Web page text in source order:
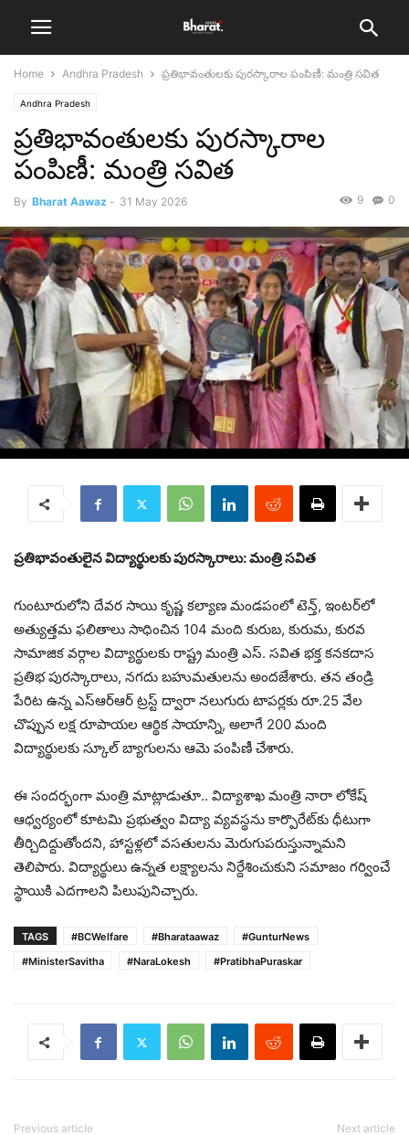
Home Andhra Pradesh ప్రతిభావంతులకు పురస్కారాల పంపిణీ: మంత్రి సవిత
Andhra Pradesh
ప్రతిభావంతులకు పురస్కారాల
పంపిణీ: మంత్రి సవిత
By Bharat Aawaz - 31 May 2026 0
9
ప్రతిభావంతులైన విద్యార్థులకు పురస్కారాలు: మంత్రి సవిత
గుంటూరులోని దేవర సాయి కృష్ణ కల్యాణ మండపంలో టెన్త్, ఇంటర్‌లో
అత్యుత్తమ ఫలితాలు సాధించిన 104 మంది కురుబ, కురుమ, కురవ
సామాజిక వర్గాల విద్యార్థులకు రాష్ట్ర మంత్రి ఎస్. సవిత భక్త కనకదాస
ప్రతిభ పురస్కారాలు, నగదు బహుమతులను అందజేశారు. తన తండ్రి
పేరిట ఉన్న ఎస్ఆర్ఆర్ ట్రస్ట్ ద్వారా నలుగురు టాపర్లకు రూ.25 వేల
చొప్పున లక్ష రూపాయల ఆర్థిక సాయాన్ని, అలాగే 200 మంది
విద్యార్థులకు స్కూల్ బ్యాగులను ఆమె పంపిణీ చేశారు.
ఈ సందర్భంగా మంత్రి మాట్లాడుతూ.. విద్యాశాఖ మంత్రి నారా లోకేష్
ఆధ్వర్యంలో కూటమి ప్రభుత్వం విద్యా వ్యవస్థను కార్పొరేట్‌కు ధీటుగా
తీర్చిదిద్దుతోందని, హాస్టళ్లలో వసతులను మెరుగుపరుస్తున్నామని
తెలిపారు. విద్యార్థులు ఉన్నత లక్ష్యాలను నిర్దేశించుకుని సమాజం గర్వించే
స్థాయికి ఎదగాలని పిలుపునిచ్చారు.
TAGS #BCWelfare #Bharataawaz
#GunturNews
#MinisterSavitha
#NaraLokesh #PratibhaPuraskar
Previous article Next article